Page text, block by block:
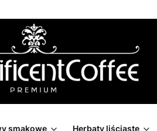
smakowe Herbaty liściaste